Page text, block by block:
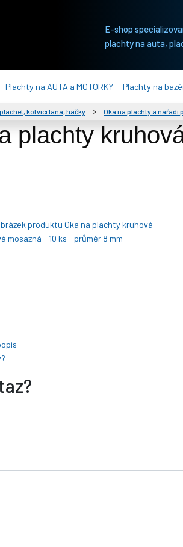
E-shop
plachty na auta,
Plachty na AUTA a MOTORKY Plachty na
kotvící lana, háčky Oka na plachty a nářadí
plachty